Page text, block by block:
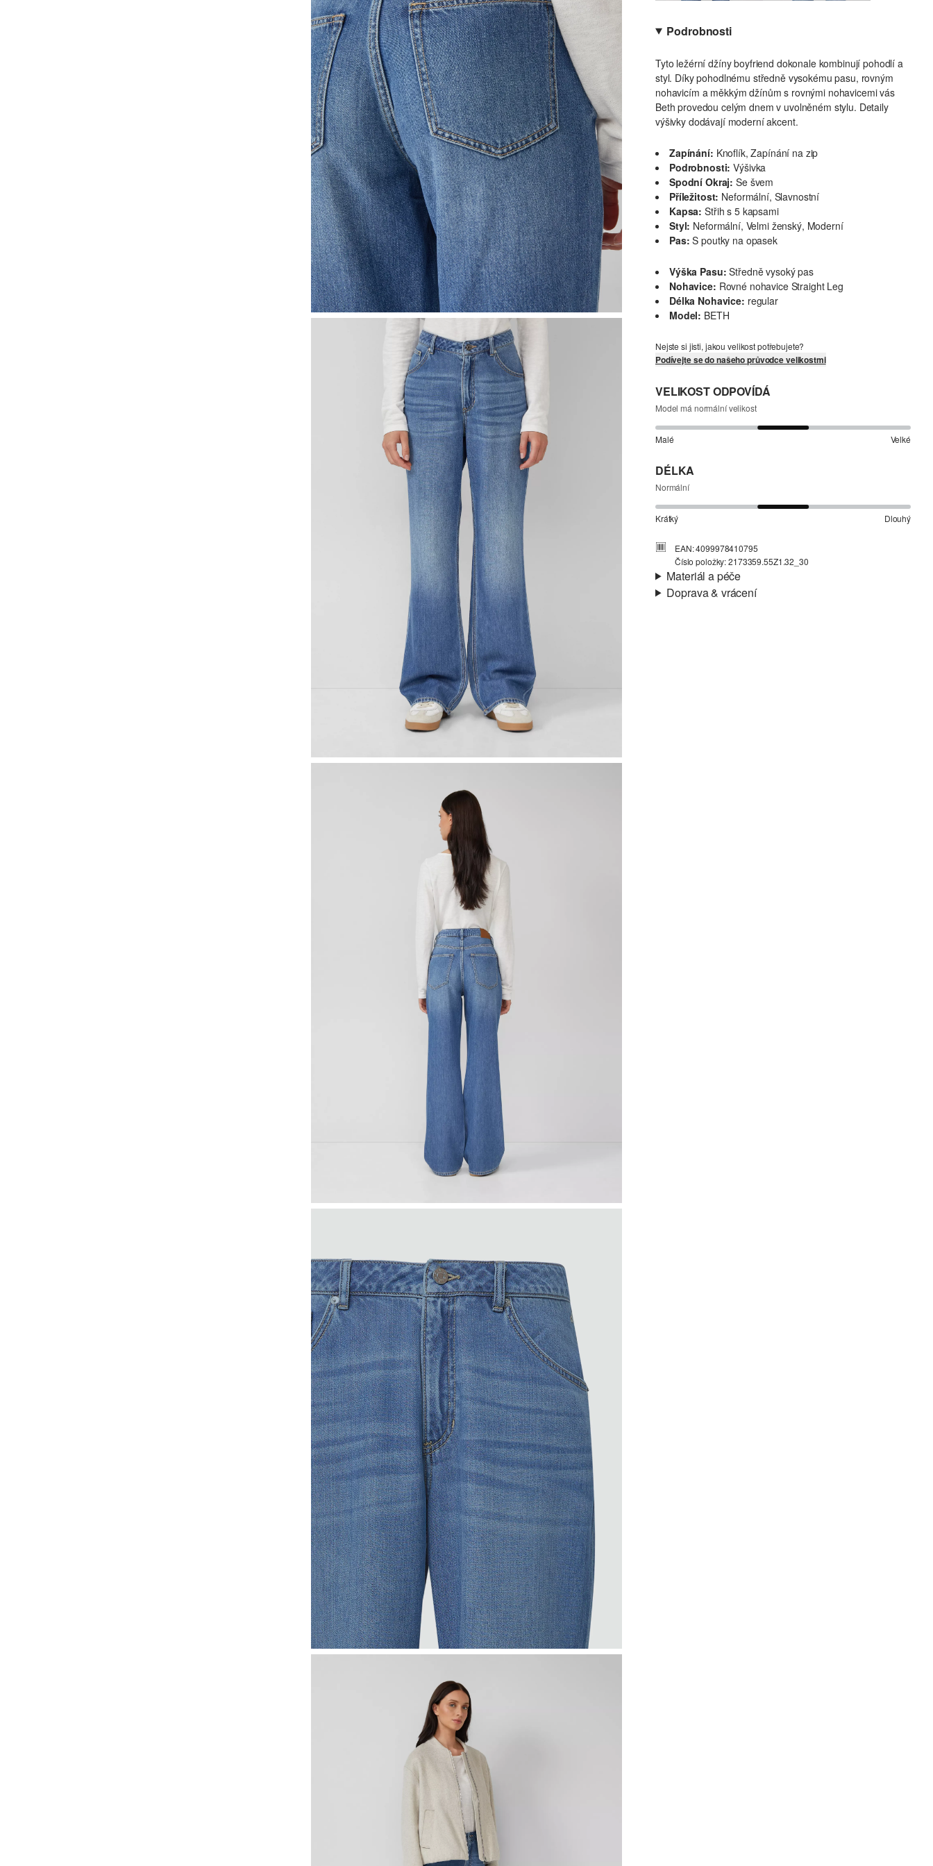
Podrobnosti
Tyto ležérní džíny boyfriend dokonale kombinují pohodlí a
styl. Díky pohodlnému středně vysokému pasu, rovným
nohavicím a měkkým džínům s rovnými nohavicemi vás
Beth provedou celým dnem v uvolněném stylu. Detaily
výšivky dodávají moderní akcent.
Zapínání: Knoflík, Zapínání na zip
Podrobnosti: Výšivka
Spodní Okraj: Se švem
Příležitost: Neformální, Slavnostní
Kapsa: Střih s 5 kapsami
Styl: Neformální, Velmi ženský, Moderní
Pas: S poutky na opasek
Výška Pasu: Středně vysoký pas
Nohavice: Rovné nohavice Straight Leg
Délka Nohavice: regular
Model: BETH
Nejste si jisti, jakou velikost potřebujete?
Podívejte se do našeho průvodce velikostmi
VELIKOST ODPOVÍDÁ
Model má normální velikost
Malé Velké
DÉLKA
Normální
Krátký Dlouhý
EAN: 4099978410795
Číslo položky: 2173359.55Z1.32_30
Materiál a péče
Doprava & vrácení